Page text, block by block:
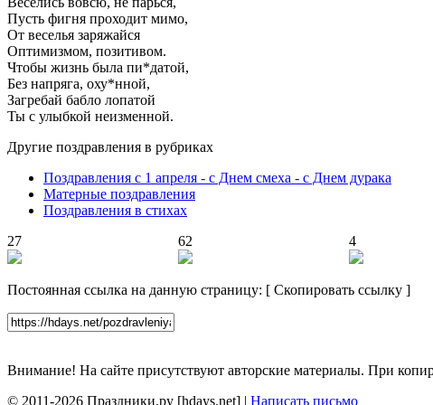
Пусть фигня проходит мимо,
От веселья заряжайся
Оптимизмом, позитивом.
Чтобы жизнь была пи*датой,
Без напряга, оху*нной,
Загребай бабло лопатой
Ты с улыбкой неизменной.
Другие поздравления в рубриках
Поздравления с 1 апреля - с Днем смеха - с Днем дурака
Матерные поздравления
Поздравления в стихах
27
62 4
Постоянная ссылка на данную страницу: [ Скопировать ссылку ]
Внимание! На сайте присутствуют авторские материалы. При
© 2011-2026 Праздники.ру [hdays.net] | Написать письмо